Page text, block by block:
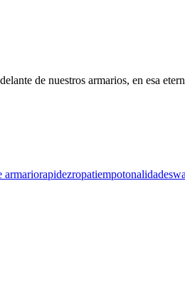
de nuestros armarios, en esa
armariorapidezropatiempotonalidades